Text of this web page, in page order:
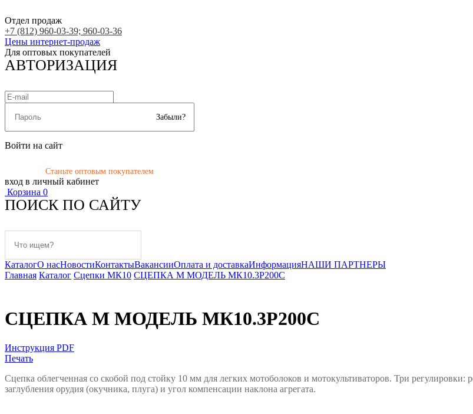
Отдел продаж
+7 (812) 960-03-39; 960-03-36
Цены интернет-продаж
Для оптовых покупателей
АВТОРИЗАЦИЯ
Забыли?
Войти на сайт
Станьте оптовым покупателем
вход в личный кабинет
Корзина 0
ПОИСК ПО САЙТУ
КаталогО насНовостиКонтактыВакансииОплата и доставкаИнформацияНАШИ ПАРТНЕРЫ
Главная Каталог Сцепки МК10 СЦЕПКА М МОДЕЛЬ МК10.3Р200С
СЦЕПКА М МОДЕЛЬ МК10.3Р200С
Инструкция PDF
Печать
Сцепка облегченная со скобой под стойку 10 мм для легких мотоболоков и мотокультиваторов. Три регулировки:
заглубления орудия (окучника, плуга) и угол компенсации наклона агрегата.